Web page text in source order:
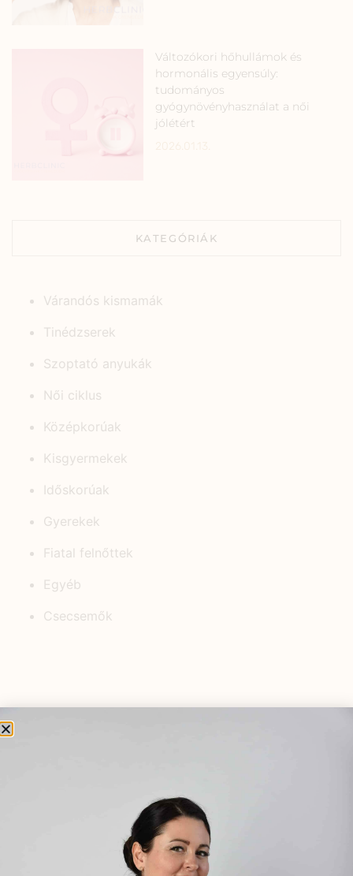
Változókori hőhullámok és
hormonális egyensúly:
tudományos
gyógynövényhasználat a női
jólétért
KATEGÓRIÁK
Várandós kismamák
Tinédzserek
Szoptató anyukák
Női ciklus
Középkorúak
Kisgyermekek
Időskorúak
Gyerekek
Fiatal felnőttek
Egyéb
Csecsemők
Meddőség kezelése
természetesen – hormonrendszer
harmonizálása gyógynövényekkel
2026.01.22.